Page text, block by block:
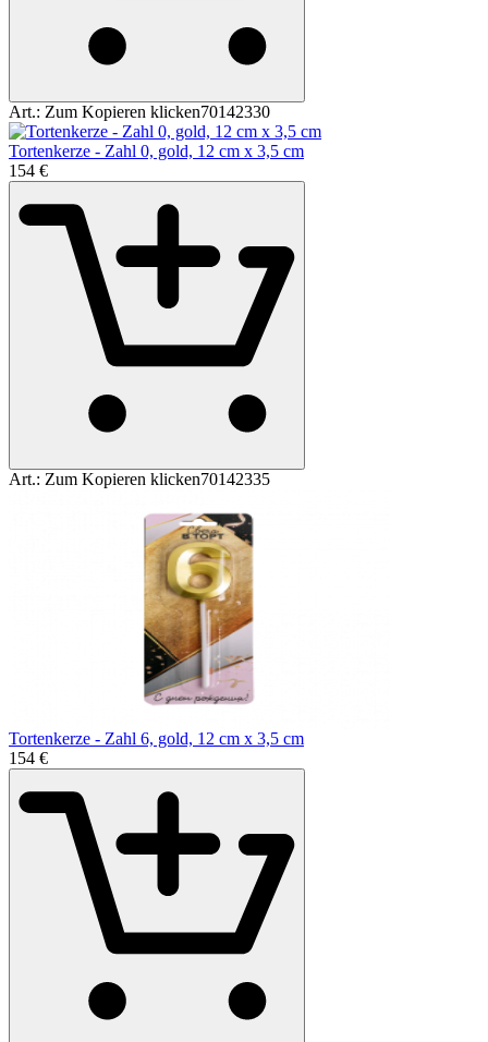
Art.: Zum Kopieren klicken70142330
Tortenkerze - Zahl 0, gold, 12 cm x 3,5 cm
1 54 €
Art.: Zum Kopieren klicken70142335
Tortenkerze - Zahl 6, gold, 12 cm x 3,5 cm
1 54 €